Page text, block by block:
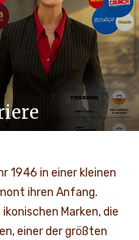
1946 in einer kleinen
ihren Anfang.
Marken, die
einer der größten